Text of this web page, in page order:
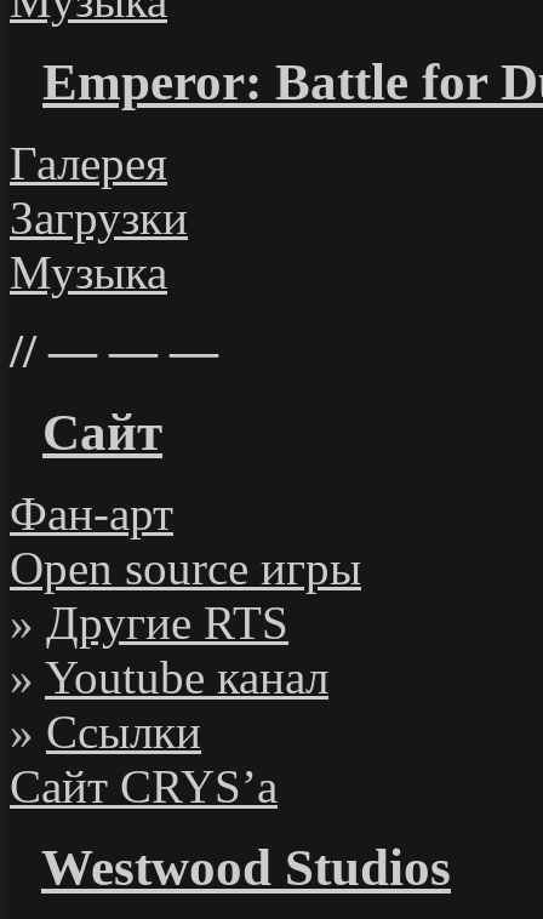
Emperor: Battle for
Галерея
Загрузки
Музыка
— — —
Сайт
Фан-арт
Open source игры
» Другие RTS
» Youtube канал
» Ссылки
Сайт CRYS’а
Westwood Studios